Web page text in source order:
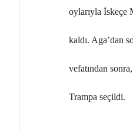
oylarıyla İskeçe
kaldı. Aga’dan
vefatından
Trampa seçildi.